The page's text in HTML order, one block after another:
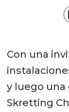
Con una
y luego una
Skretting